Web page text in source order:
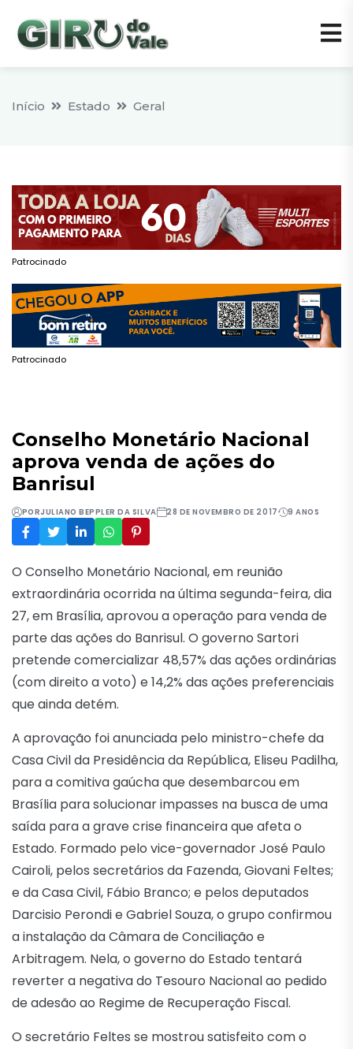
Início Estado Geral
Patrocinado
Patrocinado
Conselho Monetário Nacional
aprova venda de ações do
Banrisul
PORJULIANO BEPPLER DA SILVA 28 DE NOVEMBRO DE 2017 9 ANOS
O Conselho Monetário Nacional, em reunião
extraordinária ocorrida na última segunda-feira, dia
27, em Brasília, aprovou a operação para venda de
parte das ações do Banrisul. O governo Sartori
pretende comercializar 48,57% das ações ordinárias
(com direito a voto) e 14,2% das ações preferenciais
que ainda detém.
A aprovação foi anunciada pelo ministro-chefe da
Casa Civil da Presidência da República, Eliseu Padilha,
para a comitiva gaúcha que desembarcou em
Brasília para solucionar impasses na busca de uma
saída para a grave crise financeira que afeta o
Estado. Formado pelo vice-governador José Paulo
Cairoli, pelos secretários da Fazenda, Giovani Feltes;
e da Casa Civil, Fábio Branco; e pelos deputados
Darcisio Perondi e Gabriel Souza, o grupo confirmou
a instalação da Câmara de Conciliação e
Arbitragem. Nela, o governo do Estado tentará
reverter a negativa do Tesouro Nacional ao pedido
de adesão ao Regime de Recuperação Fiscal.
O secretário Feltes se mostrou satisfeito com o